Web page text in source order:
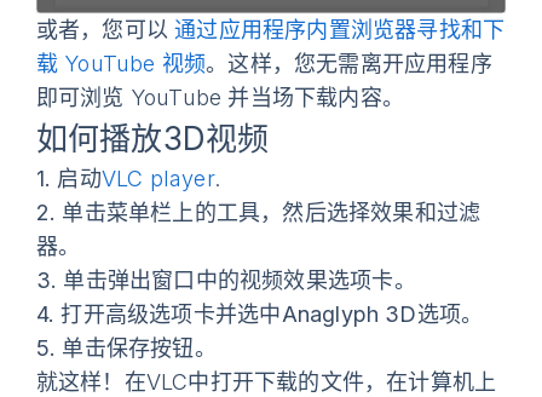
或者，您可以通过应用程序内置浏览器寻找和下
载 YouTube 视频。这样，您无需离开应用程序
即可浏览 YouTube 并当场下载内容。
如何播放3D视频
1. 启动VLC player.
2. 单击菜单栏上的工具，然后选择效果和过滤
器。
3. 单击弹出窗口中的视频效果选项卡。
4. 打开高级选项卡并选中Anaglyph 3D选项。
5. 单击保存按钮。
就这样！在VLC中打开下载的文件，在计算机上